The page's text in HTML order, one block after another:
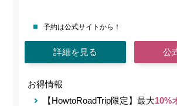
予約は公式サイトから！
詳細を見る 公
お得情報
【HowtoRoadTrip限定】最大10%